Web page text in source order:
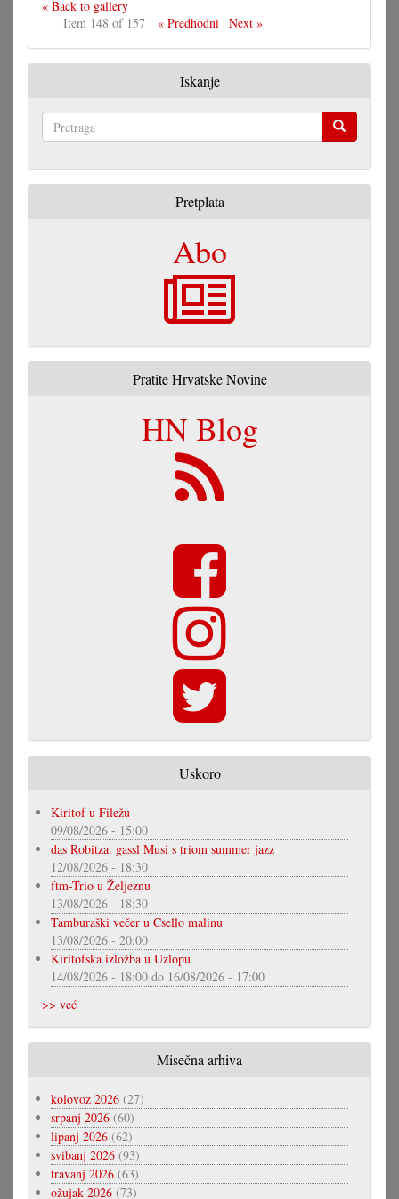
« Back to gallery
Item 148 of 157
« Predhodni| Next »
Iskanje
Pretplata
Abo
Pratite Hrvatske Novine
HN Blog
Uskoro
Kiritof u Filežu
09/08/2026 - 15:00
das Robitza: gassl Musi s triom summer jazz
12/08/2026 - 18:30
ftm-Trio u Željeznu
13/08/2026 - 18:30
Tamburaški večer u Csello malinu
13/08/2026 - 20:00
Kiritofska izložba u Uzlopu
14/08/2026 - 18:00 do 16/08/2026 - 17:00
>> već
Misečna arhiva
kolovoz 2026 (27)
srpanj 2026 (60)
lipanj 2026 (62)
svibanj 2026 (93)
travanj 2026 (63)
ožujak 2026 (73)